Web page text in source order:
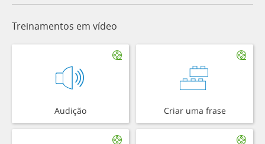
Treinamentos em vídeo
Audição Criar uma frase